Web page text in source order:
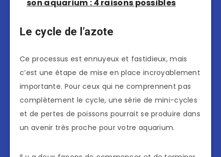
son aquarium : 4 raisons possibles
Le cycle de l’azote
Ce processus est ennuyeux et fastidieux, mais
c’est une étape de mise en place incroyablement
importante. Pour ceux qui ne comprennent pas
complètement le cycle, une série de mini-cycles
et de pertes de poissons pourrait se produire dans
un avenir très proche pour votre aquarium.